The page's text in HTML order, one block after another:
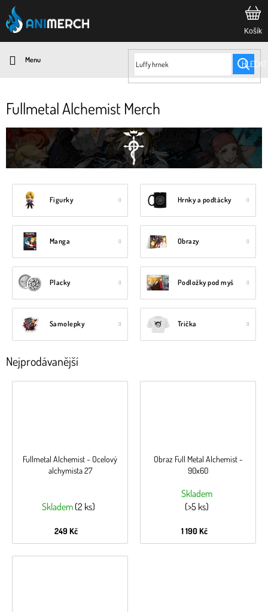
Přejít
na
obsah
HLEDAT
Fullmetal Alchemist Merch
Figurky Hrnky a podtácky
Manga Obrazy
Placky Podložky pod myš
Samolepky Trička
Nejprodávanější
Fullmetal Alchemist - Ocelový
alchymista 27
Skladem (2 ks)
249 Kč
Obraz Full Metal Alchemist -
90x60
Skladem
(>5 ks)
1 190 Kč